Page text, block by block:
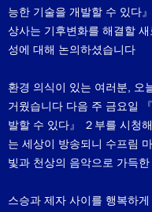
능한 기술을 개발할 수 있다
상사는 기후변화를 해결할
성에 대해 논의하셨습니다
환경 의식이 있는 여러분, 오
거웠습니다 다음 주 금요일
발할 수 있다』 ２부를 시청
는 세상이 방송되니 수프림
빛과 천상의 음악으로 가득
스승과 제자 사이를 행복하